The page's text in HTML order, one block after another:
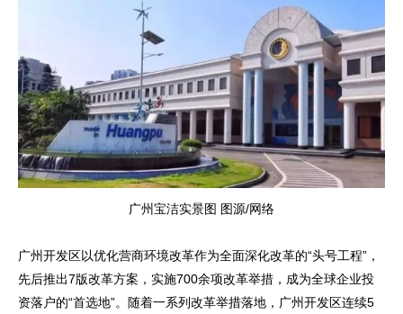
广州宝洁实景图 图源/网络
广州开发区以优化营商环境改革作为全面深化改革的“头号工程”，
先后推出7版改革方案，实施700余项改革举措，成为全球企业投
资落户的“首选地”。随着一系列改革举措落地，广州开发区连续5